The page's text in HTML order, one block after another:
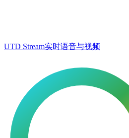
UTD Stream实时语音与视频